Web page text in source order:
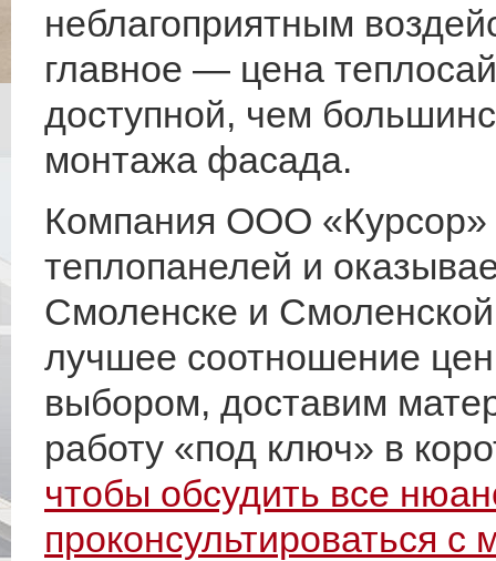
неблагоприятным
главное — цена
доступной, чем
монтажа фасада.
Компания ООО «Курсор»
теплопанелей и
Смоленске и
лучшее соотношение
выбором, доставим
работу «под ключ» в
чтобы обсудить все
проконсультироваться